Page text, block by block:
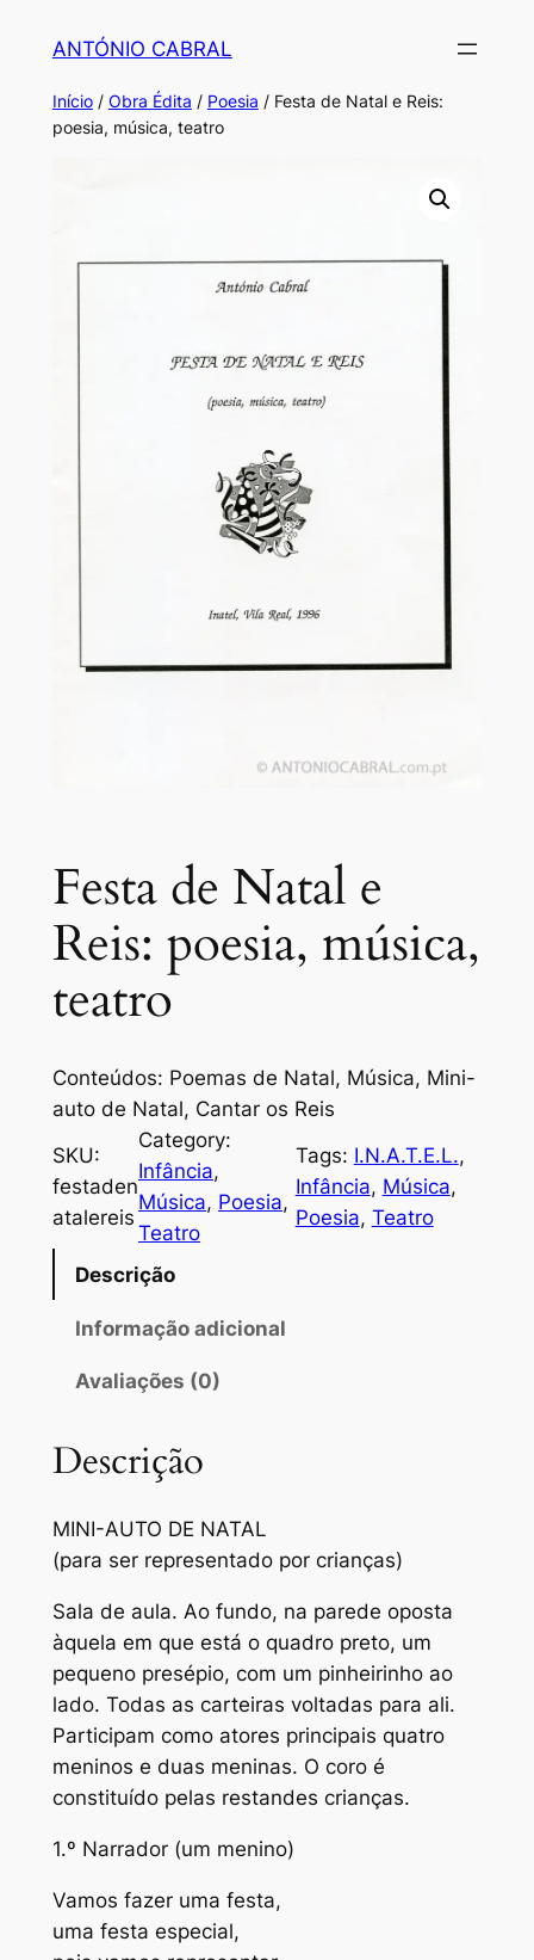
conteúdo
ANTÓNIO CABRAL
Início/ Obra Édita / Poesia / Festa de Natal e Reis:
poesia, música, teatro
Festa de Natal e
Reis: poesia, música,
teatro
Conteúdos: Poemas de Natal, Música, Mini-
auto de Natal, Cantar os Reis
SKU:
festaden
atalereis
Category:
Infância
Música, Poesia ,
Teatro
Tags: I.N.A.T.E.L.
Infância, Música
Poesia, Teatro
Descrição
Informação adicional
Avaliações (0)
Descrição
MINI-AUTO DE NATAL
(para ser representado por crianças)
Sala de aula. Ao fundo, na parede oposta
àquela em que está o quadro preto, um
pequeno presépio, com um pinheirinho ao
lado. Todas as carteiras voltadas para ali.
Participam como atores principais quatro
meninos e duas meninas. O coro é
constituído pelas restandes crianças.
1.º Narrador (um menino)
Vamos fazer uma festa,
uma festa especial,